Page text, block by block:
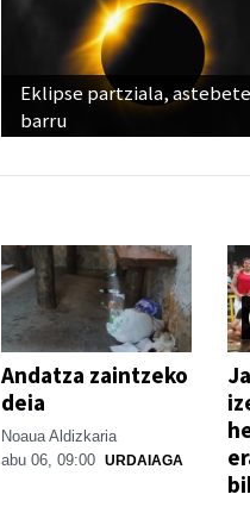
Eklipse partziala, astebete
barru
Andatza zaintzeko
deia
Noaua Aldizkaria
abu 06, 09:00 URDAIAGA